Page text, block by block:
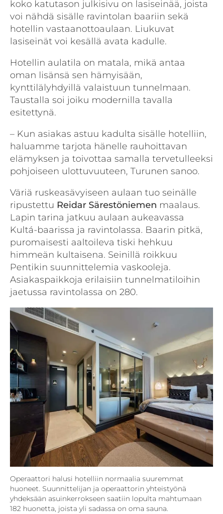
koko katutason julkisivu on lasiseinää, joista
voi nähdä sisälle ravintolan baariin sekä
hotellin vastaanottoaulaan. Liukuvat
lasiseinät voi kesällä avata kadulle.
Hotellin aulatila on matala, mikä antaa
oman lisänsä sen hämyisään,
kynttilälyhdyillä valaistuun tunnelmaan.
Taustalla soi joiku modernilla tavalla
esitettynä.
– Kun asiakas astuu kadulta sisälle hotelliin,
haluamme tarjota hänelle rauhoittavan
elämyksen ja toivottaa samalla tervetulleeksi
pohjoiseen ulottuvuuteen, Turunen sanoo.
Väriä ruskeasävyiseen aulaan tuo seinälle
ripustettu Reidar Särestöniemen maalaus.
Lapin tarina jatkuu aulaan aukeavassa
Kultá-baarissa ja ravintolassa. Baarin pitkä,
puromaisesti aaltoileva tiski hehkuu
himmeän kultaisena. Seinillä roikkuu
Pentikin suunnittelemia vaskooleja.
Asiakaspaikkoja erilaisiin tunnelmatiloihin
jaetussa ravintolassa on 280.
Operaattori halusi hotelliin normaalia suuremmat
huoneet. Suunnittelijan ja operaattorin yhteistyönä
yhdeksään asuinkerrokseen saatiin lopulta mahtumaan
182 huonetta, joista yli sadassa on oma sauna.